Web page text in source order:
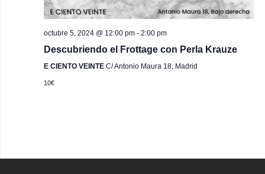
octubre 5, 2024 @ 12:00 pm- 2:00 pm
Descubriendo el Frottage con Perla Krauze
E CIENTO VEINTE C/ Antonio Maura 18, Madrid
10€